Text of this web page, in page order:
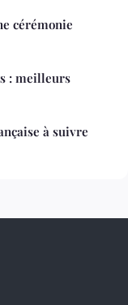
cérémonie
: meilleurs
à suivre